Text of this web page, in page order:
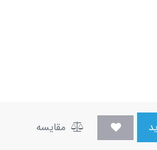
مقایسه